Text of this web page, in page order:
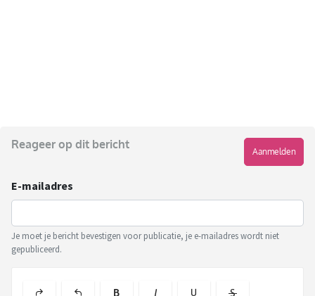
Reageer op dit bericht
Aanmelden
E-mailadres
Je moet je bericht bevestigen voor publicatie, je e-mailadres wordt niet
gepubliceerd.